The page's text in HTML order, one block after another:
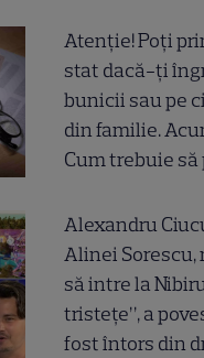
Atenție! Poți
stat dacă-ți
bunicii sau pe
din familie.
Cum trebuie să
Alexandru
Alinei Sorescu,
să intre la
tristețe”, a
fost întors din